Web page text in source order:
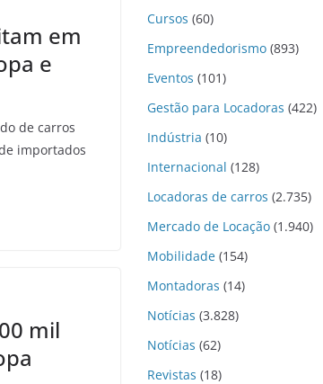
em
e
de carros
importados
mil
Cursos (60)
Empreendedorismo (893)
Eventos (101)
Gestão para Locadoras (422)
Indústria (10)
Internacional (128)
Locadoras de carros (2.735)
Mercado de Locação (1.940)
Mobilidade (154)
Montadoras (14)
Notícias (3.828)
Notícias (62)
Revistas (18)